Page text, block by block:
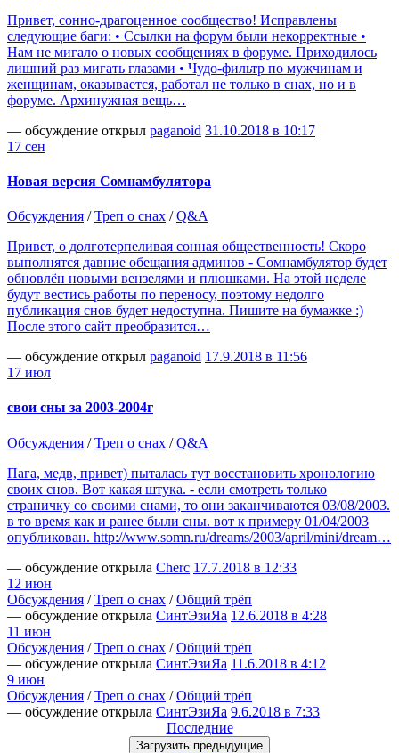
Привет, сонно-драгоценное сообщество! Исправлены
следующие баги: • Ссылки на форум были некорректные •
Нам не мигало о новых сообщениях в форуме. Приходилось
лишний раз мигать глазами • Чудо-фильтр по мужчинам и
женщинам, оказывается, работал не только в снах, но и в
форуме. Архинужная вещь…
— обсуждение открыл paganoid 31.10.2018 в 10:17
17 сен
Новая версия Сомнамбулятора
Обсуждения /Треп о снах /Q&A
Привет, о долготерпеливая сонная общественность! Скоро
выполнятся давние обещания админов - Сомнамбулятор будет
обновлён новыми вензелями и плюшками. На этой неделе
будут вестись работы по переносу, поэтому недолго
публикация снов будет недоступна. Пишите на бумажке :)
После этого сайт преобразится…
— обсуждение открыл paganoid 17.9.2018 в 11:56
17 июл
свои сны за 2003-2004г
Обсуждения /Треп о снах /Q&A
Пага, медв, привет) пыталась тут восстановить хронологию
своих снов. Вот какая штука. - если смотреть только
страничку со своими снами, то они заканчиваются 03/08/2003.
в то время как и ранее были сны. вот к примеру 01/04/2003
опубликован. http://www.somn.ru/dreams/2003/april/mini/dream…
— обсуждение открыла Cherc 17.7.2018 в 12:33
12 июн
Обсуждения /Треп о снах /Общий трёп
— обсуждение открыла СинтЭзиЯа 12.6.2018 в 4:28
11 июн
Обсуждения /Треп о снах /Общий трёп
— обсуждение открыла СинтЭзиЯа 11.6.2018 в 4:12
9 июн
Обсуждения /Треп о снах /Общий трёп
— обсуждение открыла СинтЭзиЯа 9.6.2018 в 7:33
Последние
Загрузить предыдущие